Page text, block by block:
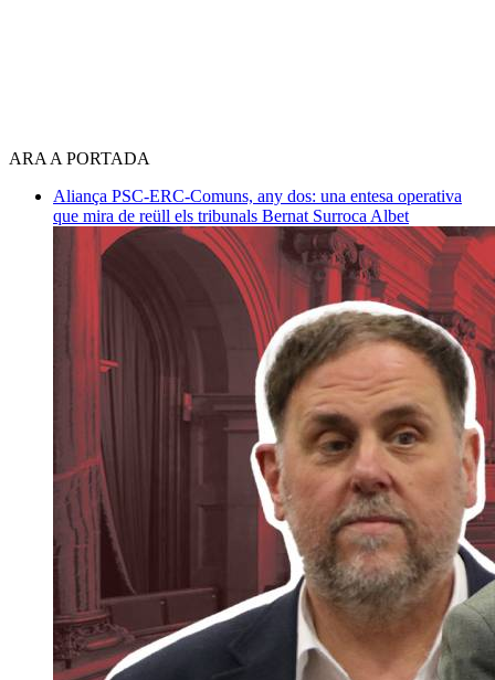
ARA A PORTADA
Aliança PSC-ERC-Comuns, any dos: una entesa operativa
que mira de reüll els tribunals Bernat Surroca Albet